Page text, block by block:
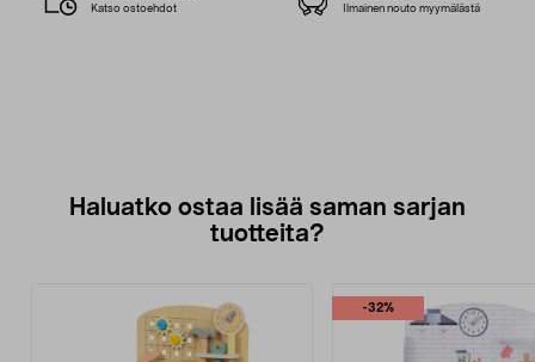
Katso ostoehdot Ilmainen nouto myymälästä
Haluatko ostaa lisää saman sarjan
tuotteita?
-32%